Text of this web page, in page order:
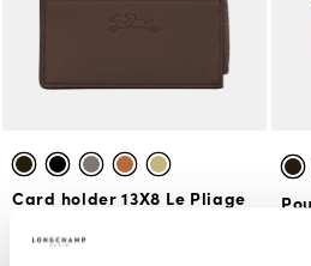
Card holder 13X8 Le Pliage
Μόκα